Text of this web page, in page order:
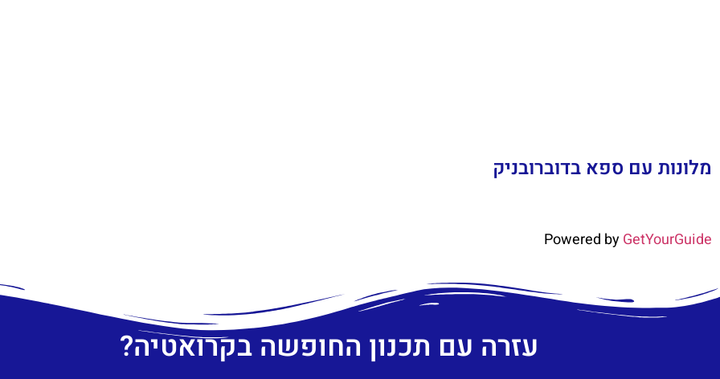
מלונות עם ספא בדוברובניק
Powered byGetYourGuide
עזרה עם תכנון החופשה בקרואטיה?